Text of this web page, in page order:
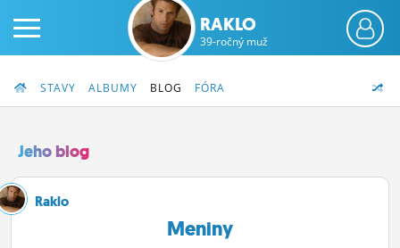
PRIHLÁS SA
RAKLO
39-ročný muž
STAVY ALBUMY BLOG FÓRA
Jeho blog
Raklo
Meniny